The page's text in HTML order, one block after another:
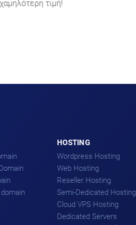
τιμή!
HOSTING
Wordpress Hosting
Web Hosting
Reseller Hosting
Semi-Dedicated Hosting
Cloud VPS Hosting
Dedicated Servers